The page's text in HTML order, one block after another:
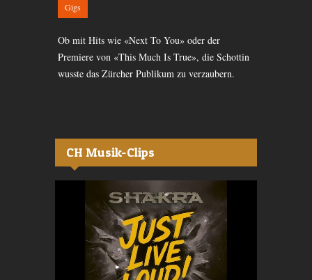
Gigs
Ob mit Hits wie «Next To You» oder der
Premiere von «This Much Is True», die Schottin
wusste das Zürcher Publikum zu verzaubern.
CH Musik-Clips